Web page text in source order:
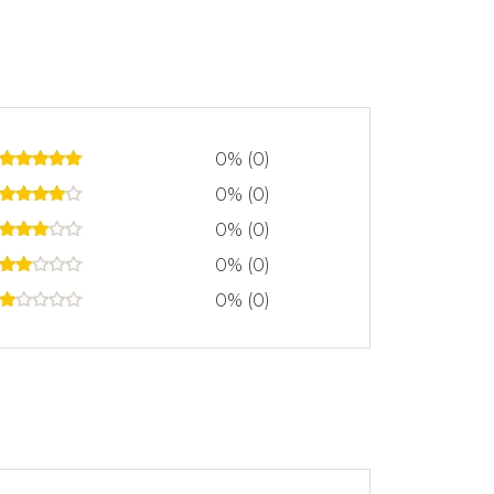
0% (0)
0% (0)
0% (0)
0% (0)
0% (0)